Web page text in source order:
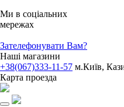
Ми в соціальних
мережах
Зателефонувати Вам?
Наші магазини
+38(067)333-11-57 м.Київ,
Карта проезда